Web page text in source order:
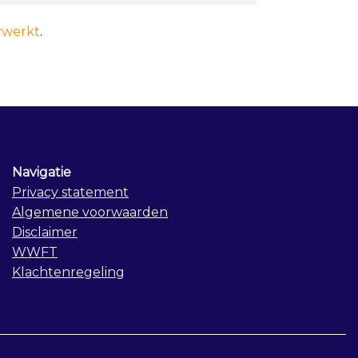
.
Navigatie
Privacy statement
Algemene voorwaarden
Disclaimer
WWFT
Klachtenregeling